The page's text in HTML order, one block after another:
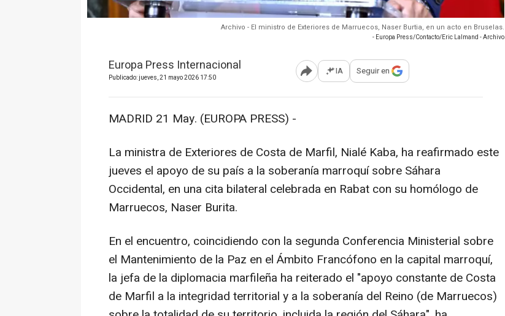
Archivo - El ministro de Exteriores de Marruecos, Naser Burtia, en un acto en Bruselas.
- Europa Press/Contacto/Eric Lalmand - Archivo
Europa Press Internacional
Publicado: jueves, 21 mayo 2026 17:50 Abrir opciones para compartir
IA Seguir en
MADRID 21 May. (EUROPA PRESS) -
La ministra de Exteriores de Costa de Marfil, Nialé Kaba, ha reafirmado este
jueves el apoyo de su país a la soberanía marroquí sobre Sáhara
Occidental, en una cita bilateral celebrada en Rabat con su homólogo de
Marruecos, Naser Burita.
En el encuentro, coincidiendo con la segunda Conferencia Ministerial sobre
el Mantenimiento de la Paz en el Ámbito Francófono en la capital marroquí,
la jefa de la diplomacia marfileña ha reiterado el "apoyo constante de Costa
de Marfil a la integridad territorial y a la soberanía del Reino (de Marruecos)